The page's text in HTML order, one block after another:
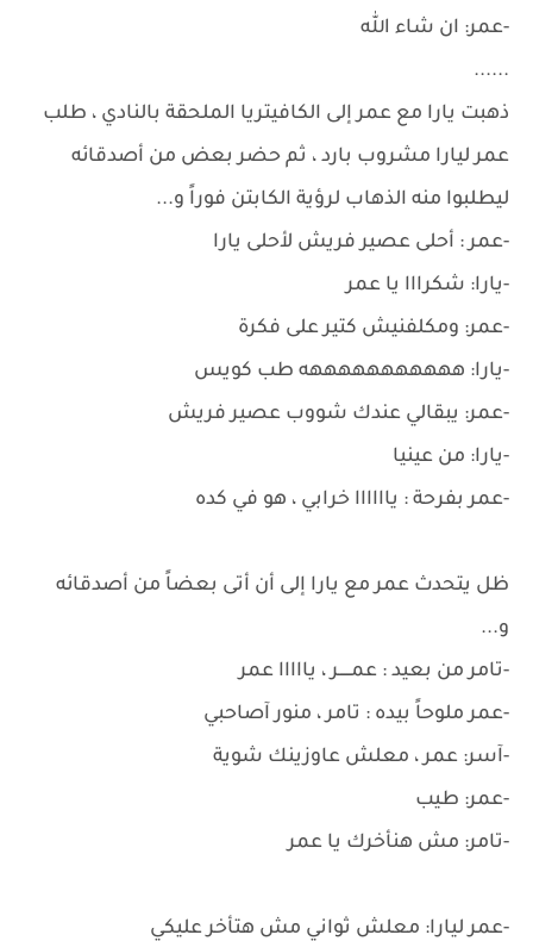
-عمر: ان شاء الله
......
ذهبت يارا مع عمر إلى الكافيتريا الملحقة بالنادي ، طلب
عمر ليارا مشروب بارد ، ثم حضر بعض من أصدقائه
ليطلبوا منه الذهاب لرؤية الكابتن فوراً و...
-عمر : أحلى عصير فريش لأحلى يارا
-يارا: شكرااا يا عمر
-عمر: ومكلفنيش كتير على فكرة
-يارا: هههههههههههه طب كويس
-عمر: يبقالي عندك شووب عصير فريش
-يارا: من عينيا
-عمر بفرحة : ياااااا خرابي ، هو في كده
ظل يتحدث عمر مع يارا إلى أن أتى بعضاً من أصدقائه
و...
-تامر من بعيد : عمـــــر ، يااااا عمر
-عمر ملوحاً بيده : تامر ، منور آصاحبي
-آسر: عمر ، معلش عاوزينك شوية
-عمر: طيب
-تامر: مش هنأخرك يا عمر
-عمر ليارا: معلش ثواني مش هتأخر عليكي